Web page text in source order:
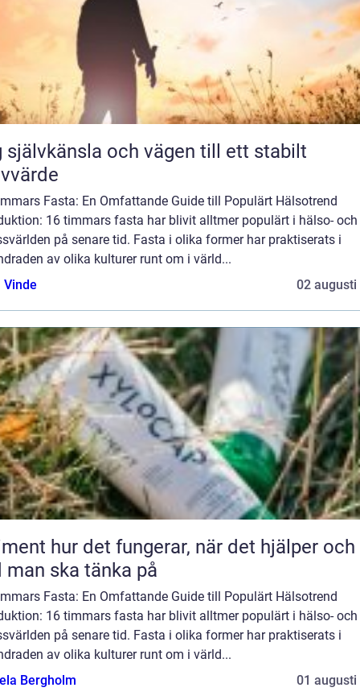
självkänsla och vägen till ett stabilt
Fasta: En Omfattande Guide till Populärt Hälsotrend
16 timmars fasta har blivit alltmer populärt i hälso- och
på senare tid. Fasta i olika former har praktiserats i
av olika kulturer runt om i värld...
Vinde
02 augusti
när det hjälper och
man ska tänka på
Fasta: En Omfattande Guide till Populärt Hälsotrend
16 timmars fasta har blivit alltmer populärt i hälso- och
på senare tid. Fasta i olika former har praktiserats i
av olika kulturer runt om i värld...
Bergholm
01 augusti